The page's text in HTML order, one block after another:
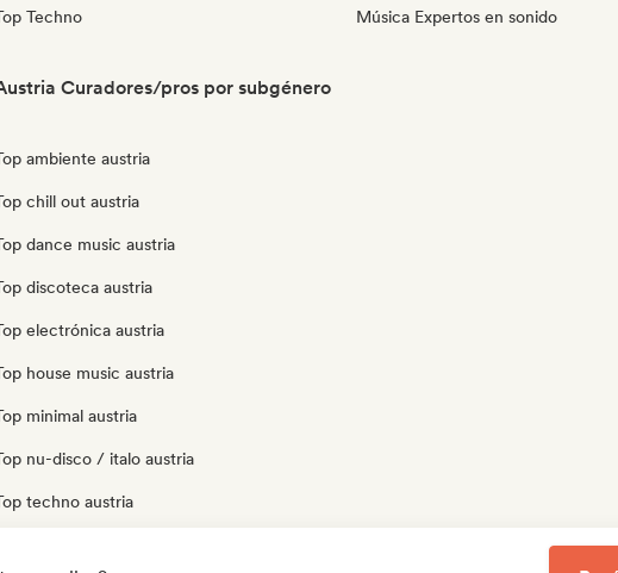
Techno Música Expertos en sonido
Curadores/pros por subgénero
ambiente austria
chill out austria
dance music austria
discoteca austria
electrónica austria
house music austria
minimal austria
nu-disco / italo austria
techno austria